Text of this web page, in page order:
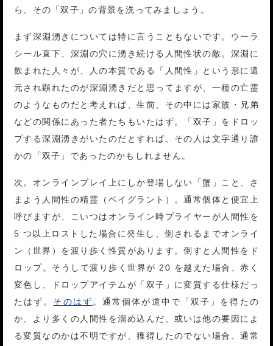
ら、その「双子」の背景を洗ってみましょう。
まず深淵湧きについては特に言うこともないです。ウーラ
シール直下、深淵の穴に湧き続ける人間性状の敵。深淵に
飲まれた人々が、人の本質である「人間性」という形に還
元され顕れたのが深淵湧きだと思ってますが、一種の亡霊
のようなものだと考えれば、生前、その中には家族・兄弟
などの関係にあった者たちもいたはず。「双子」をドロッ
プする深淵湧きがいたのだとすれば、その人は文字通り誰
かの「双子」であったのかもしれません。
次。オンラインプレイ上にしか登場しない「蟹」こと、さ
まよう人間性の精霊（ベイグラント）。通常個体と便宜上
呼びますが、こいつはオンライン時プライヤーが人間性を
5 つ以上ロストした場合に発生し、倒されるまでオンライ
ン（世界）を渡り歩く性質があります。倒すと人間性をド
ロップ。そうして渡り歩く世界が 20 を越えた場合、赤く
変色し、ドロップアイテムが「双子」に変質する仕様だっ
たはず。 そのはず 。通常個体が道中で「双子」を得たの
か、より多くの人間性を溜め込んだ、或いは他の要因によ
る変質なのかは不明ですが、獲得したのでない場合、通常